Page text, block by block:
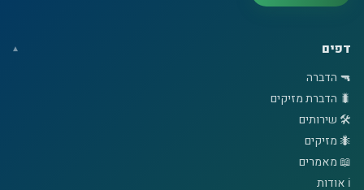
דפים
🔫 הדברה
🐛 הדברת מזיקים
🛠️ שירותים
🐜 מזיקים
📖 מאמרים
ℹ️ אודות